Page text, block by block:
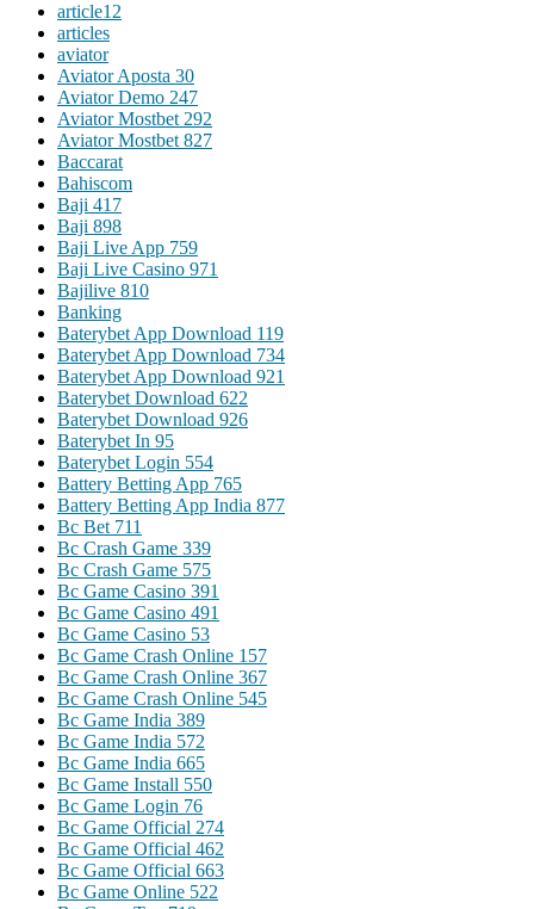
article12
articles
aviator
Aviator Aposta 30
Aviator Demo 247
Aviator Mostbet 292
Aviator Mostbet 827
Baccarat
Bahiscom
Baji 417
Baji 898
Baji Live App 759
Baji Live Casino 971
Bajilive 810
Banking
Baterybet App Download 119
Baterybet App Download 734
Baterybet App Download 921
Baterybet Download 622
Baterybet Download 926
Baterybet In 95
Baterybet Login 554
Battery Betting App 765
Battery Betting App India 877
Bc Bet 711
Bc Crash Game 339
Bc Crash Game 575
Bc Game Casino 391
Bc Game Casino 491
Bc Game Casino 53
Bc Game Crash Online 157
Bc Game Crash Online 367
Bc Game Crash Online 545
Bc Game India 389
Bc Game India 572
Bc Game India 665
Bc Game Install 550
Bc Game Login 76
Bc Game Official 274
Bc Game Official 462
Bc Game Official 663
Bc Game Online 522